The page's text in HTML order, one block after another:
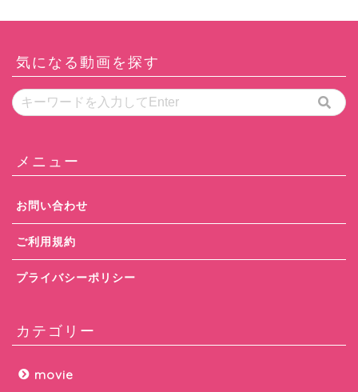
気になる動画を探す
メニュー
お問い合わせ
ご利用規約
プライバシーポリシー
カテゴリー
movie